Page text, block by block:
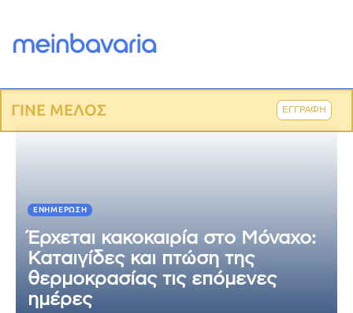
ΓΙΝΕ ΜΕΛΟΣ ΕΓΓΡΑΦΗ
ΕΝΗΜΈΡΩΣΗ
Έρχεται κακοκαιρία στο Μόναχο:
Καταιγίδες και πτώση της
θερμοκρασίας τις επόμενες
ημέρες